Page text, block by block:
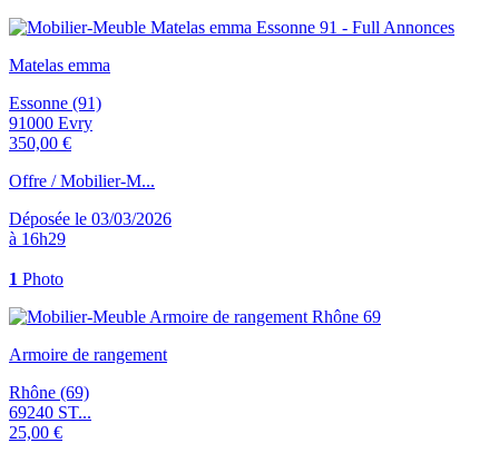
Matelas emma
Essonne (91)
91000 Evry
350,00 €
Offre / Mobilier-M...
Déposée le 03/03/2026
à 16h29
1 Photo
Armoire de rangement
Rhône (69)
69240 ST...
25,00 €